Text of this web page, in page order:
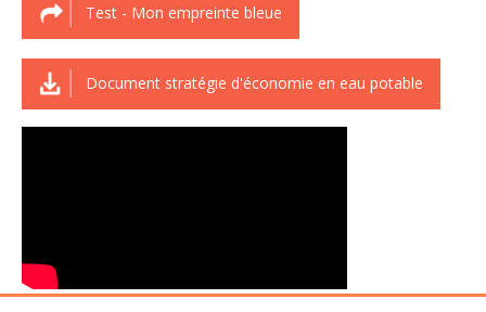
Test - Mon empreinte bleue
Document stratégie d'économie en eau potable